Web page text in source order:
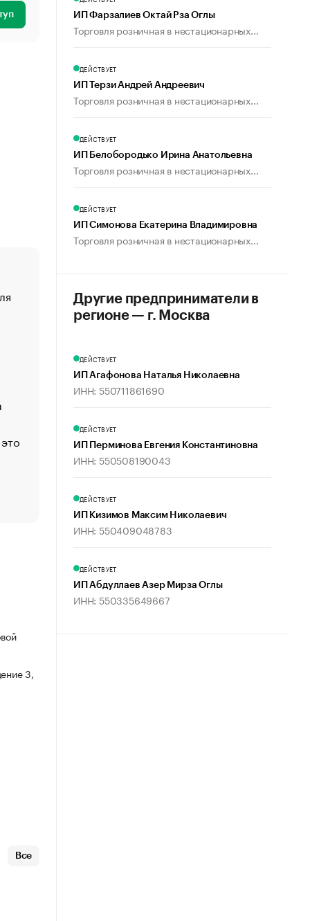
«От спорта тело стареет иначе». Как живет глава
создавшей GTA
Функции менеджмента: пять ключевых основ
управления
Стресс обеспеченных людей: почему рост доходов
3,
Все
ИП Фарзалиев Октай Рза Оглы
Торговля розничная в нестационарных...
ДЕЙСТВУЕТ
ИП Терзи Андрей Андреевич
Торговля розничная в нестационарных...
ДЕЙСТВУЕТ
ИП Белобородько Ирина Анатольевна
Торговля розничная в нестационарных...
ДЕЙСТВУЕТ
ИП Симонова Екатерина Владимировна
Торговля розничная в нестационарных...
Другие предприниматели в
регионе — г. Москва
ДЕЙСТВУЕТ
ИП Агафонова Наталья Николаевна
ИНН: 550711861690
ДЕЙСТВУЕТ
ИП Перминова Евгения Константиновна
ИНН: 550508190043
ДЕЙСТВУЕТ
ИП Кизимов Максим Николаевич
ИНН: 550409048783
ДЕЙСТВУЕТ
ИП Абдуллаев Азер Мирза Оглы
ИНН: 550335649667